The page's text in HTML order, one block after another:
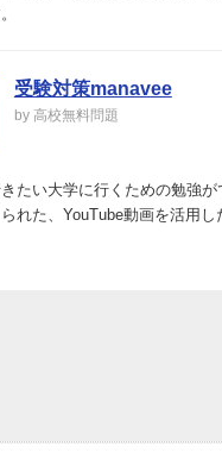
受験対策manavee
by 高校無料問題
たい大学に行くための勉強
れた、YouTube動画を活用し